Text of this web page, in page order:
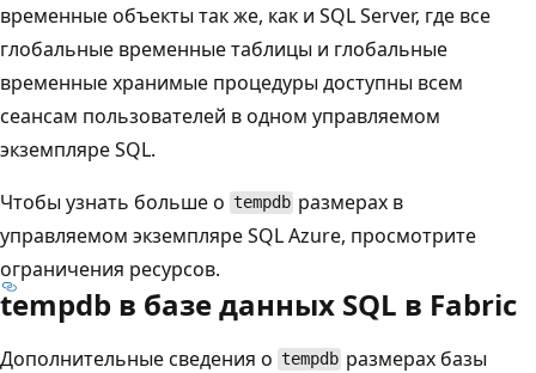
временные объекты так же, как и SQL Server, где все
глобальные временные таблицы и глобальные
временные хранимые процедуры доступны всем
сеансам пользователей в одном управляемом
экземпляре SQL.
Чтобы узнать больше о tempdb размерах в
управляемом экземпляре SQL Azure, просмотрите
ограничения ресурсов.
tempdb в базе данных SQL в Fabric
Дополнительные сведения о tempdb размерах базы